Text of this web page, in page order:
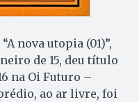
nova utopia (01)”,
de 15, deu título
na Oi Futuro –
ao ar livre, foi